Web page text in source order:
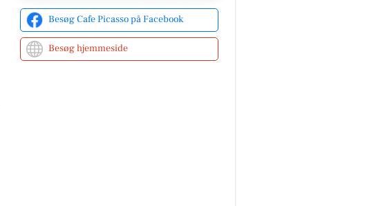
Besøg Cafe Picasso på Facebook
Besøg hjemmeside